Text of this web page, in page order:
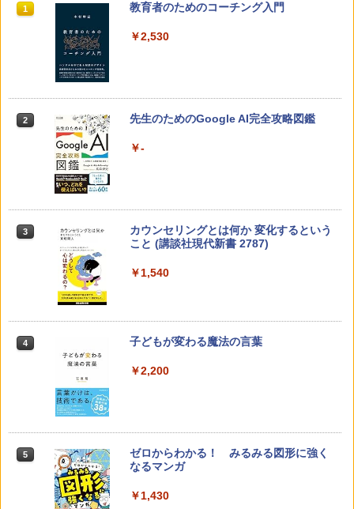
1 教育者のためのコーチング入門
￥2,530
2 先生のためのGoogle AI完全攻略図鑑
￥-
3
カウンセリングとは何か 変化するという
こと (講談社現代新書 2787)
￥1,540
4 子どもが変わる魔法の言葉
￥2,200
5
ゼロからわかる！ みるみる図形に強く
なるマンガ
￥1,430